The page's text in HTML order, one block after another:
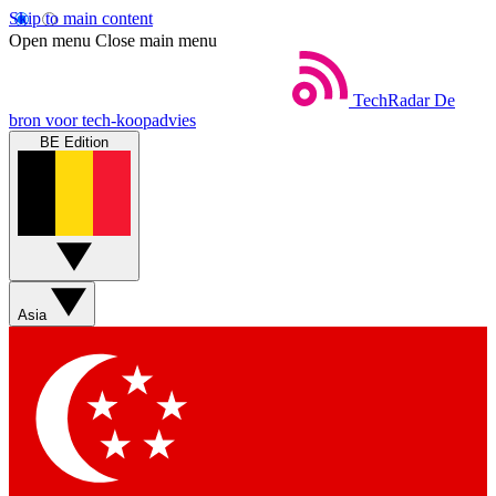
Skip to main content
Open menu Close main menu
TechRadar De
bron voor tech-koopadvies
BE Edition
Asia